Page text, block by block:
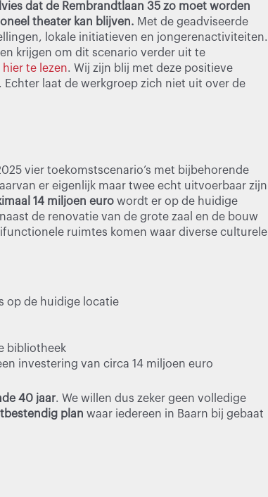
dat de Rembrandtlaan 35 zo moet worden
theater kan blijven. Met de geadviseerde
lokale initiatieven en jongerenactiviteiten.
krijgen om dit scenario verder uit te
te lezen. Wij zijn blij met deze positieve
laat de werkgroep zich niet uit over de
vier toekomstscenario’s met bijbehorende
er eigenlijk maar twee echt uitvoerbaar zijn
14 miljoen euro wordt er op de huidige
de renovatie van de grote zaal en de bouw
ruimtes komen waar diverse culturele
op de huidige locatie
bibliotheek
investering van circa 14 miljoen euro
40 jaar. We willen dus zeker geen volledige
plan waar iedereen in Baarn bij gebaat